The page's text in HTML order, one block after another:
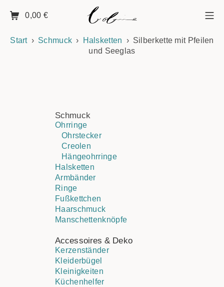
0,00 €
Start Schmuck Halsketten
Silberkette mit Pfeilen
und Seeglas
Schmuck
Ohrringe
Ohrstecker
Creolen
Hängeohrringe
Halsketten
Armbänder
Ringe
Fußkettchen
Haarschmuck
Manschettenknöpfe
Accessoires & Deko
Kerzenständer
Kleiderbügel
Kleinigkeiten
Küchenhelfer